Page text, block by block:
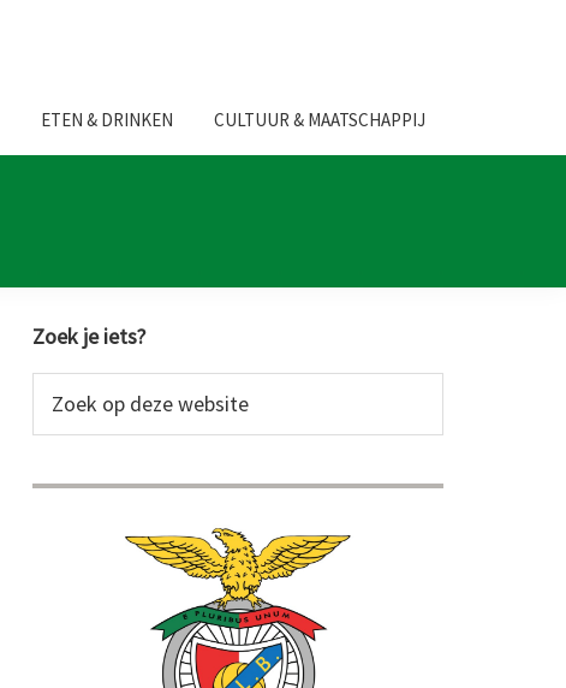
ETEN & DRINKEN CULTUUR & MAATSCHAPPIJ
Primaire
Sidebar
Zoek je iets?
op
website